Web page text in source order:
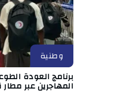
وطنية
برنامج العودة
المهاجرين عبر